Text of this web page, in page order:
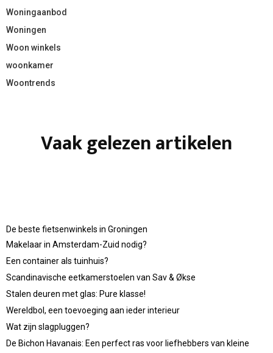
Woningaanbod
Woningen
Woon winkels
woonkamer
Woontrends
Vaak gelezen artikelen
De beste fietsenwinkels in Groningen
Makelaar in Amsterdam-Zuid nodig?
Een container als tuinhuis?
Scandinavische eetkamerstoelen van Sav & Økse
Stalen deuren met glas: Pure klasse!
Wereldbol, een toevoeging aan ieder interieur
Wat zijn slagpluggen?
De Bichon Havanais: Een perfect ras voor liefhebbers van kleine